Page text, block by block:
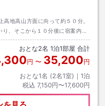
高地高山方面に向って約５０分。
、そこから１０分後に宿案内板
おとな2名 1泊1部屋 合計
円 〜 35,200円
おとな1名 (2名1室)｜ 1泊
税込 7,150円〜17,600円